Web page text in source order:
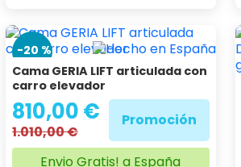
-20 %
Cama GERIA LIFT articulada con
carro elevador
810,00 €
1.010,00 €
Promoción
Envio Gratis! a España